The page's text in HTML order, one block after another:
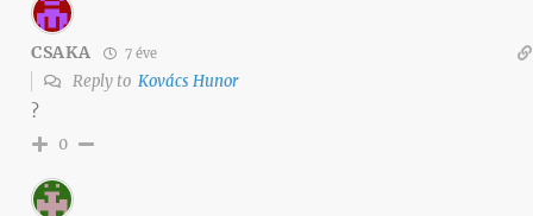
CSAKA 7 éve
Reply to Kovács Hunor
?
0